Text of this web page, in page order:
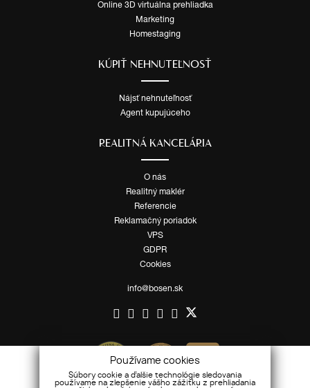
Používame cookies
Súbory cookie a ďalšie technológie sledovania
používame na zlepšenie vášho zážitku z prehliadania
Online 3D virtuálna prehliadka
Marketing
Homestaging
KÚPIŤ NEHNUTEĽNOSŤ
Nájsť nehnuteľnosť
Agent kupujúceho
REALITNÁ KANCELÁRIA
O nás
Realitný maklér
Referencie
Reklamačný poriadok
VPS
GDPR
Cookies
info@bosen.sk